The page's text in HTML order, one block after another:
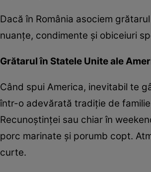
Dacă în România asociem
nuanțe, condimente și obiceiuri
Grătarul în Statele Unite ale
Când spui America, inevitabil te
într-o adevărată tradiție de
Recunoștinței sau chiar în
porc marinate și porumb copt.
curte.